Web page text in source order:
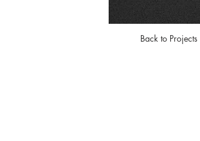
Back to Projects